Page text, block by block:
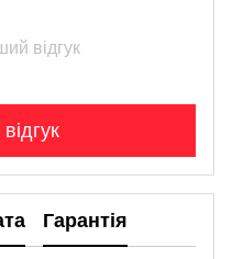
відгук
Гарантія